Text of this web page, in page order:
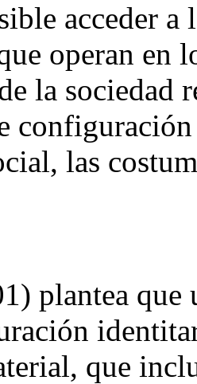
acceder
operan en
la sociedad
las
plantea que
que